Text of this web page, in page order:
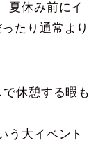
夏休み前にイ
たり通常より
休憩する暇も
う大イベント